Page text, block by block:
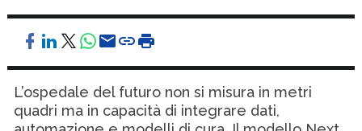
L’ospedale del futuro non si misura in metri
quadri ma in capacità di integrare dati,